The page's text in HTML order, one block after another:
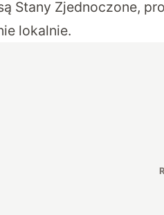
Stany Zjednoczone,
lokalnie.